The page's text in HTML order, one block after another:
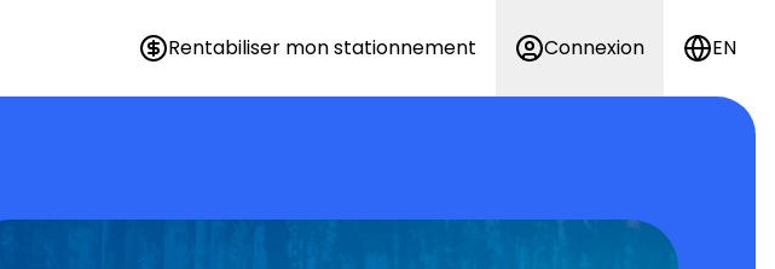
Rentabiliser mon stationnement Connexion EN